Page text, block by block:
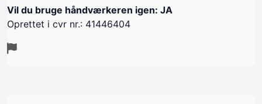
Vil du bruge håndværkeren igen: JA
Oprettet i cvr nr.: 41446404